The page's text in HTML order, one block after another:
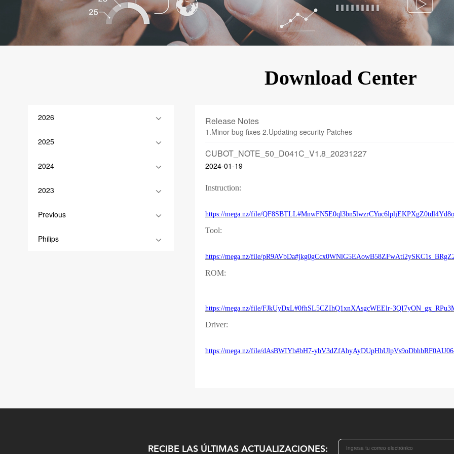
KINGKONG 11
Download Center
2026
2025
2024
2023
Previous
Philips
Release Notes
1.Minor bug fixes 2.Updating security Patches
CUBOT_NOTE_50_D041C_V1.8_20231227
2024-01-19
Instruction:
https://mega.nz/file/
Tool:
https://mega.nz/file/
ROM:
https://mega.nz/file/FJkUyDxL#0fhSL5CZIhQ1xnXAsgcWEElr-
Driver:
https://mega.nz/file/dAsBWIYb#bH7-
RECIBE LAS ÚLTIMAS ACTUALIZACIONES: